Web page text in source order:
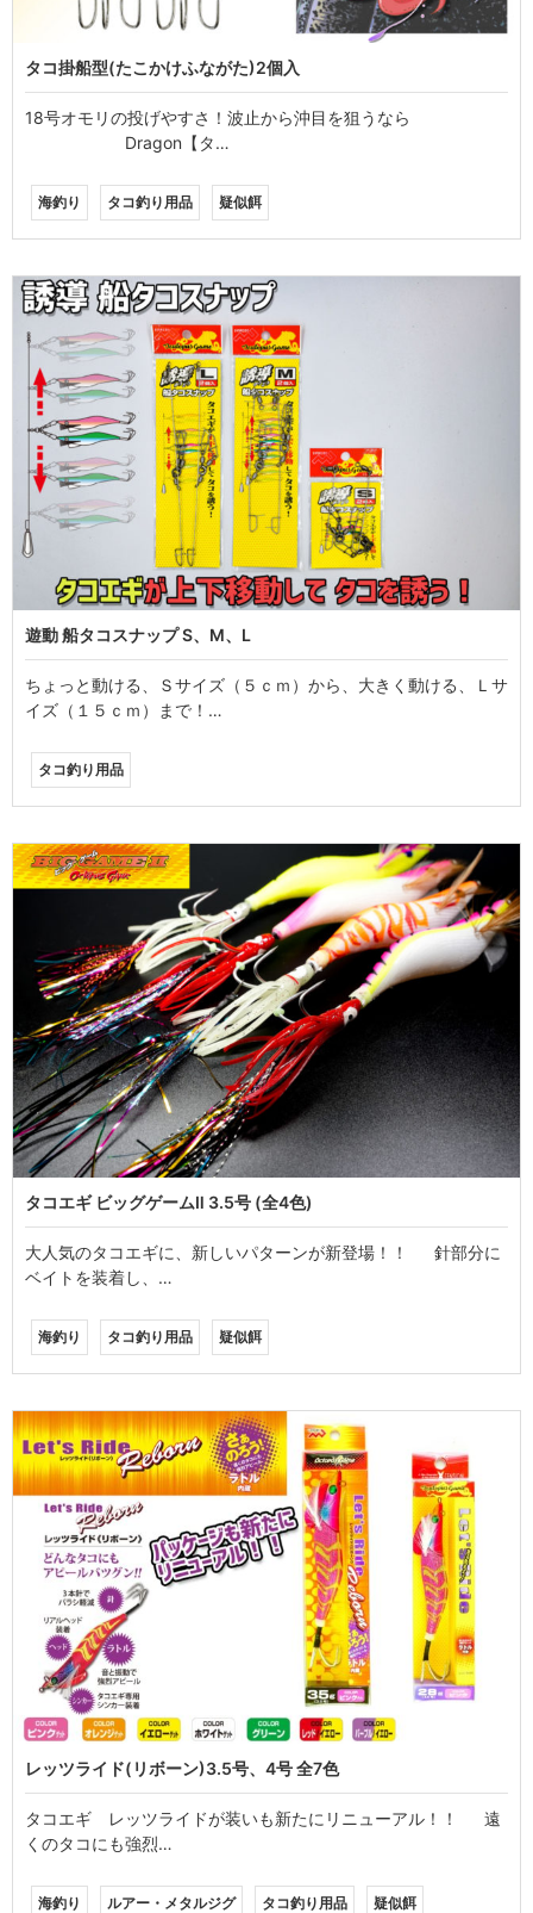
タコ掛船型(たこかけふながた)2個入
18号オモリの投げやすさ！波止から沖目を狙うなら
Dragon【タ…
海釣り タコ釣り用品 疑似餌
遊動 船タコスナップ S、M、L
ちょっと動ける、Ｓサイズ（５ｃｍ）から、大きく動ける、Ｌサ
イズ（１５ｃｍ）まで！…
タコ釣り用品
タコエギ ビッグゲームⅡ 3.5号 (全4色)
大人気のタコエギに、新しいパターンが新登場！！ 針部分に
ベイトを装着し、…
海釣り タコ釣り用品 疑似餌
レッツライド(リボーン)3.5号、4号 全7色
タコエギ レッツライドが装いも新たにリニューアル！！ 遠
くのタコにも強烈…
海釣り ルアー・メタルジグ タコ釣り用品 疑似餌